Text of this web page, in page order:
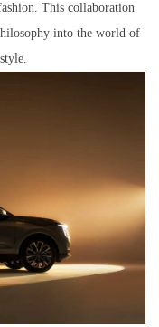
This collaboration
into the world of